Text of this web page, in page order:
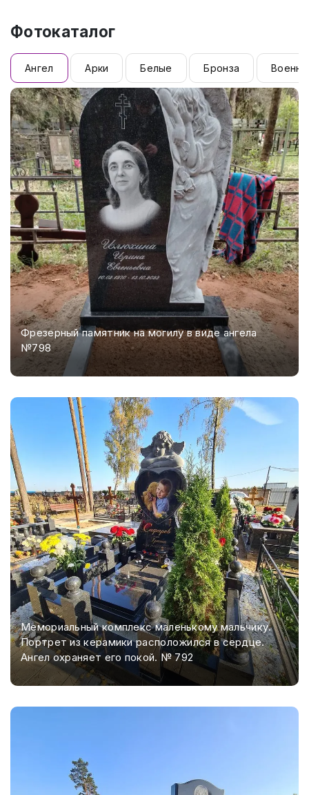
Фотокаталог
Ангел Арки Белые Бронза
Фрезерный памятник на могилу в виде ангела
№798
Мемориальный комплекс маленькому мальчику.
Портрет из керамики расположился в сердце.
Ангел охраняет его покой. № 792